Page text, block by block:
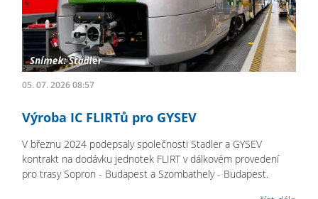
05. 07. 2026 08:57
Výroba IC FLIRTů pro GYSEV
V březnu 2024 podepsaly společnosti Stadler a GYSEV
kontrakt na dodávku jednotek FLIRT v dálkovém provedení
pro trasy Sopron - Budapest a Szombathely - Budapest.